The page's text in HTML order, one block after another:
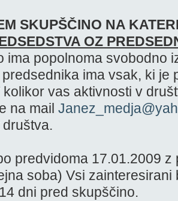
SKUPŠČINO NA
OZ
ima popolnoma svobodno
ima vsak, ki je
kolikor vas aktivnosti v
na mail
predvidoma 17.01.2009
soba) Vsi
dni pred skupščino.